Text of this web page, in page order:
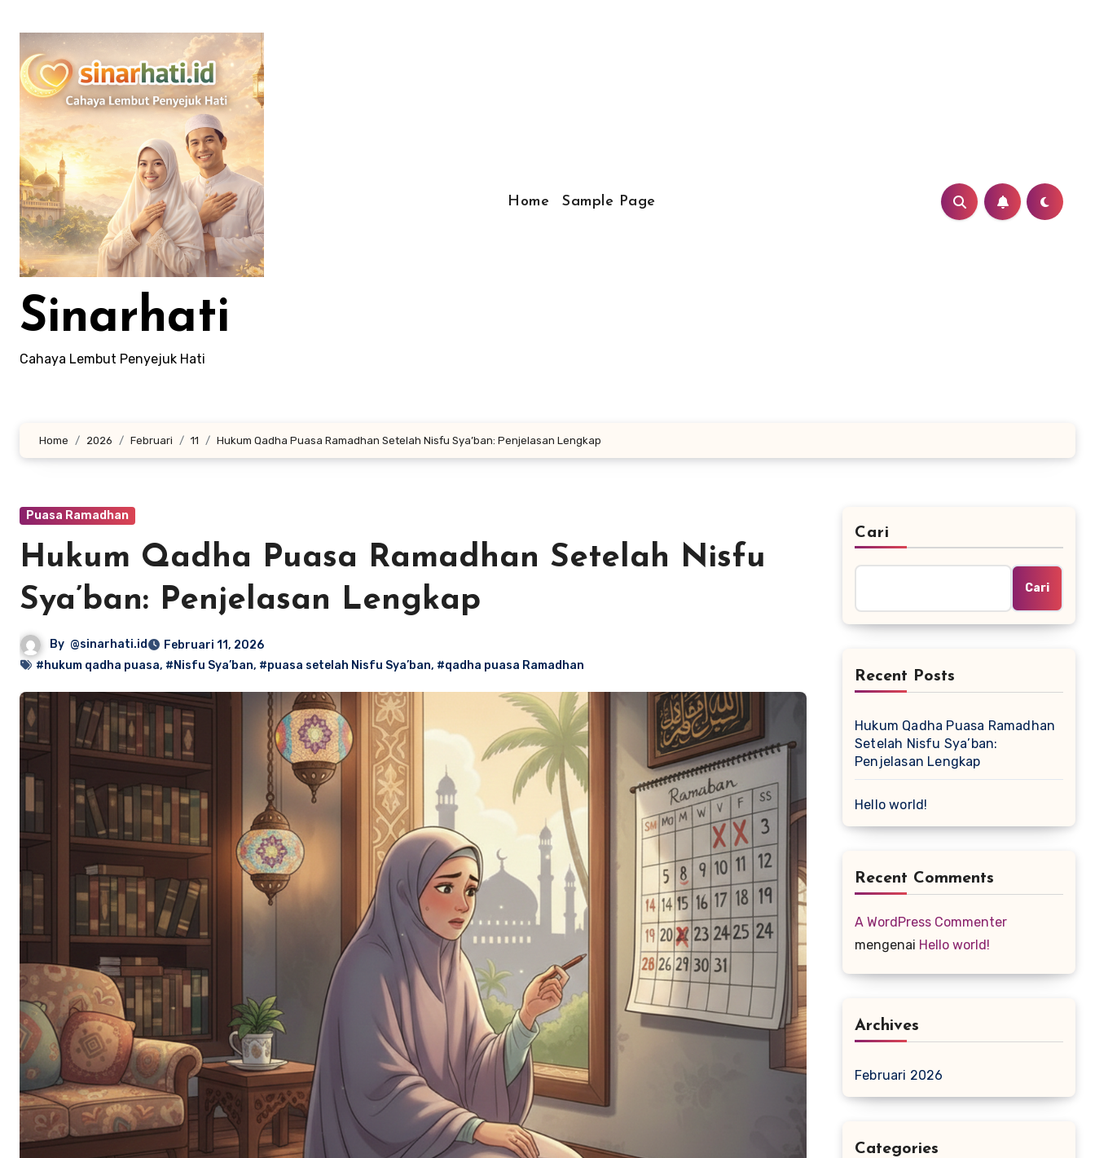
konten
Sinarhati
Cahaya Lembut Penyejuk Hati
Home Sample Page
Home 2026 Februari 11 Hukum Qadha Puasa Ramadhan Setelah Nisfu Sya’ban: Penjelasan Lengkap
Puasa Ramadhan
Hukum Qadha Puasa Ramadhan Setelah Nisfu
Sya’ban: Penjelasan Lengkap
By @sinarhati.id
Februari 11, 2026
#hukum qadha puasa, #Nisfu Sya’ban, #puasa setelah Nisfu Sya’ban, #qadha puasa Ramadhan
Cari
Cari
Recent Posts
Hukum Qadha Puasa Ramadhan
Setelah Nisfu Sya’ban:
Penjelasan Lengkap
Hello world!
Recent Comments
A WordPress Commenter
mengenai Hello world!
Archives
Februari 2026
Categories